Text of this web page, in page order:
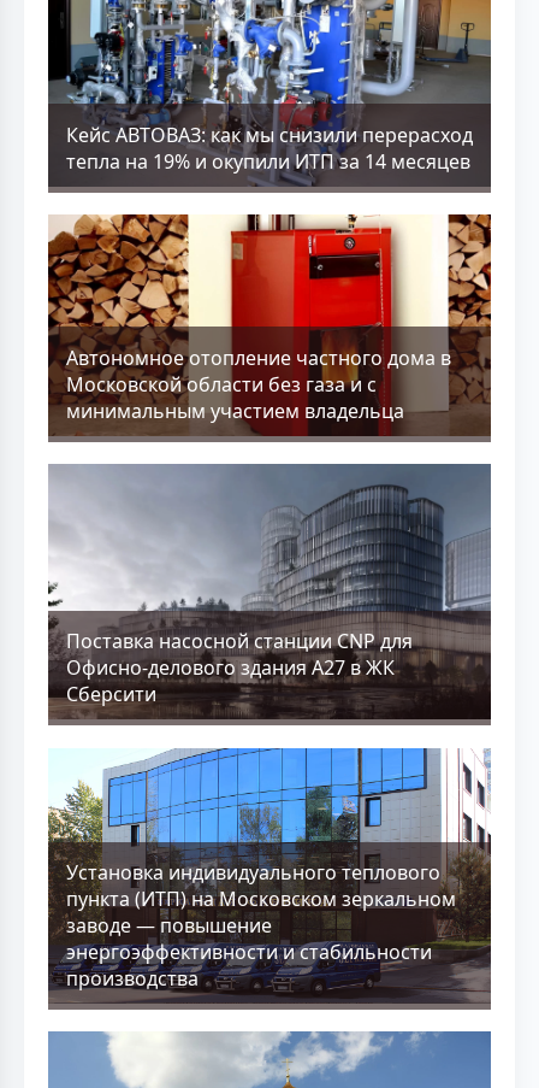
Кейс АВТОВАЗ: как мы снизили перерасход
тепла на 19% и окупили ИТП за 14 месяцев
Aвтономное отопление частного дома в
Московской области без газа и с
минимальным участием владельца
Поставка насосной станции CNP для
Офисно-делового здания А27 в ЖК
Сберсити
Установка индивидуального теплового
пункта (ИТП) на Московском зеркальном
заводе — повышение
энергоэффективности и стабильности
производства